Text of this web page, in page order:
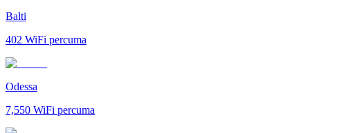
Balti
402 WiFi percuma
Odessa
7,550 WiFi percuma